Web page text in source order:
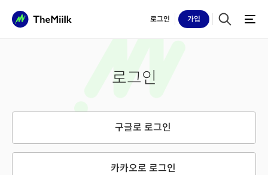
로그인 가입
로그인
구글로 로그인
카카오로 로그인